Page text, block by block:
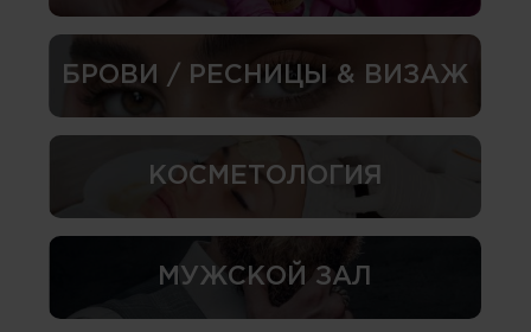
БРОВИ / РЕСНИЦЫ & ВИЗАЖ
КОСМЕТОЛОГИЯ
МУЖСКОЙ ЗАЛ